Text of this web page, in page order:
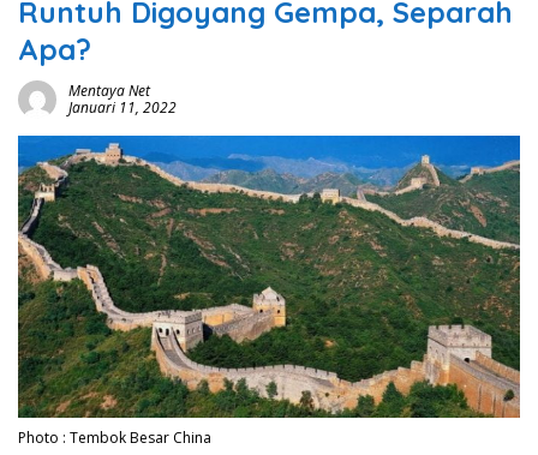
Runtuh Digoyang Gempa, Separah
Apa?
Mentaya Net
Januari 11, 2022
Photo : Tembok Besar China